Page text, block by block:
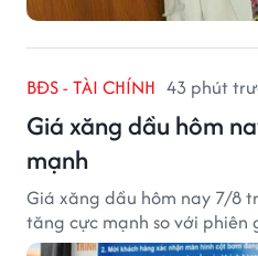
BĐS - TÀI CHÍNH 43 phút
Giá xăng dầu hôm
mạnh
Giá xăng dầu hôm nay 7/8
tăng cực mạnh so với phiên